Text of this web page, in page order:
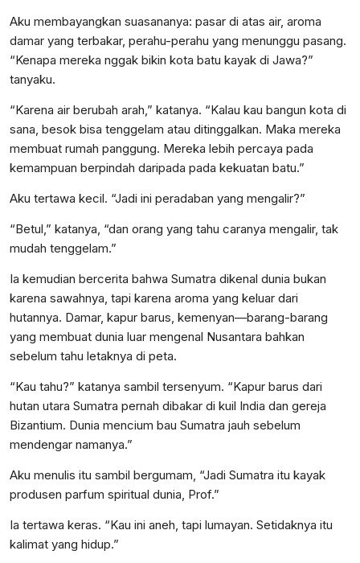
Aku membayangkan suasananya: pasar di atas air, aroma
damar yang terbakar, perahu-perahu yang menunggu pasang.
“Kenapa mereka nggak bikin kota batu kayak di Jawa?”
tanyaku.
“Karena air berubah arah,” katanya. “Kalau kau bangun kota di
sana, besok bisa tenggelam atau ditinggalkan. Maka mereka
membuat rumah panggung. Mereka lebih percaya pada
kemampuan berpindah daripada pada kekuatan batu.”
Aku tertawa kecil. “Jadi ini peradaban yang mengalir?”
“Betul,” katanya, “dan orang yang tahu caranya mengalir, tak
mudah tenggelam.”
Ia kemudian bercerita bahwa Sumatra dikenal dunia bukan
karena sawahnya, tapi karena aroma yang keluar dari
hutannya. Damar, kapur barus, kemenyan—barang-barang
yang membuat dunia luar mengenal Nusantara bahkan
sebelum tahu letaknya di peta.
“Kau tahu?” katanya sambil tersenyum. “Kapur barus dari
hutan utara Sumatra pernah dibakar di kuil India dan gereja
Bizantium. Dunia mencium bau Sumatra jauh sebelum
mendengar namanya.”
Aku menulis itu sambil bergumam, “Jadi Sumatra itu kayak
produsen parfum spiritual dunia, Prof.”
Ia tertawa keras. “Kau ini aneh, tapi lumayan. Setidaknya itu
kalimat yang hidup.”